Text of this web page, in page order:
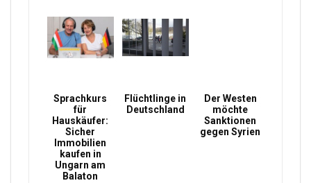
Sprachkurs
für
Hauskäufer:
Sicher
Immobilien
kaufen in
Ungarn am
Balaton
Flüchtlinge in
Deutschland
Der Westen
möchte
Sanktionen
gegen Syrien